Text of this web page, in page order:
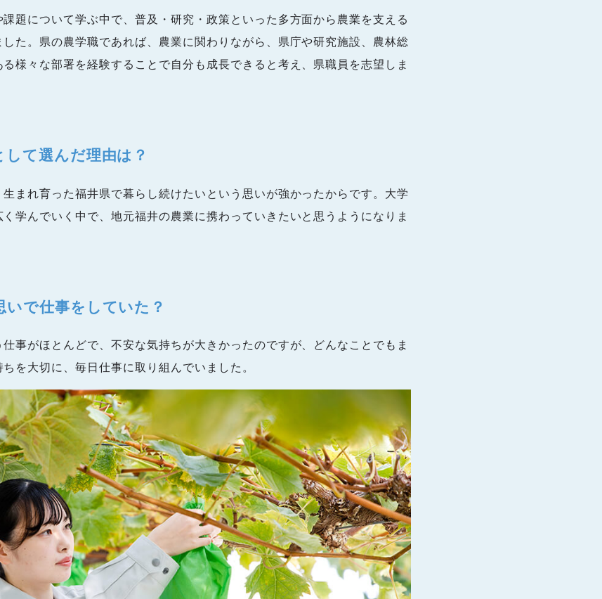
題について学ぶ中で、普及・研究・政策といった多方面から農業を支える
た。県の農学職であれば、農業に関わりながら、県庁や研究施設、農林総
様々な部署を経験することで自分も成長できると考え、県職員を志望しま
て選んだ理由は？
まれ育った福井県で暮らし続けたいという思いが強かったからです。大学
学んでいく中で、地元福井の農業に携わっていきたいと思うようになりま
で仕事をしていた？
事がほとんどで、不安な気持ちが大きかったのですが、どんなことでもま
を大切に、毎日仕事に取り組んでいました。